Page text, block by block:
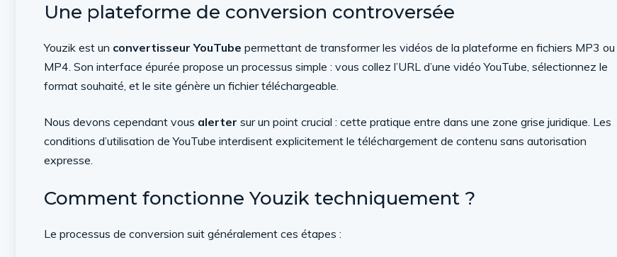
Une plateforme de conversion controversée
Youzik est un convertisseur YouTube permettant de transformer les vidéos de la plateforme en fichiers MP3 ou
MP4. Son interface épurée propose un processus simple : vous collez l’URL d’une vidéo YouTube, sélectionnez le
format souhaité, et le site génère un fichier téléchargeable.
Nous devons cependant vous alerter sur un point crucial : cette pratique entre dans une zone grise juridique. Les
conditions d’utilisation de YouTube interdisent explicitement le téléchargement de contenu sans autorisation
expresse.
Comment fonctionne Youzik techniquement ?
Le processus de conversion suit généralement ces étapes :